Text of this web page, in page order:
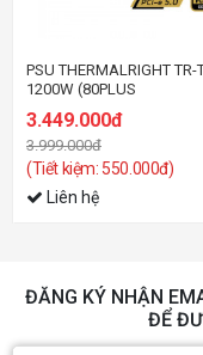
PSU THERMALRIGHT TR-
1200W (80PLUS
MODULAR/MÀU ĐEN)
3.449.000đ
3.999.000đ
(Tiết kiệm: 550.000đ)
Liên hệ
ĐĂNG KÝ NHẬN
ĐỂ